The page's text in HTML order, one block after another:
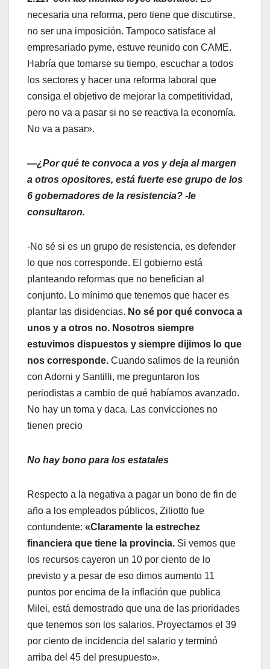
necesaria una reforma, pero tiene que discutirse,
no ser una imposición. Tampoco satisface al
empresariado pyme, estuve reunido con CAME.
Habría que tomarse su tiempo, escuchar a todos
los sectores y hacer una reforma laboral que
consiga el objetivo de mejorar la competitividad,
pero no va a pasar si no se reactiva la economía.
No va a pasar».
—¿Por qué te convoca a vos y deja al margen
a otros opositores, está fuerte ese grupo de los
6 gobernadores de la resistencia? -le
consultaron.
-No sé si es un grupo de resistencia, es defender
lo que nos corresponde. El gobierno está
planteando reformas que no benefician al
conjunto. Lo mínimo que tenemos que hacer es
plantar las disidencias. No sé por qué convoca a
unos y a otros no. Nosotros siempre
estuvimos dispuestos y siempre dijimos lo que
nos corresponde. Cuando salimos de la reunión
con Adorni y Santilli, me preguntaron los
periodistas a cambio de qué habíamos avanzado.
No hay un toma y daca. Las convicciones no
tienen precio
No hay bono para los estatales
Respecto a la negativa a pagar un bono de fin de
año a los empleados públicos, Ziliotto fue
contundente: «Claramente la estrechez
financiera que tiene la provincia. Si vemos que
los recursos cayeron un 10 por ciento de lo
previsto y a pesar de eso dimos aumento 11
puntos por encima de la inflación que publica
Milei, está demostrado que una de las prioridades
que tenemos son los salarios. Proyectamos el 39
por ciento de incidencia del salario y terminó
arriba del 45 del presupuesto».